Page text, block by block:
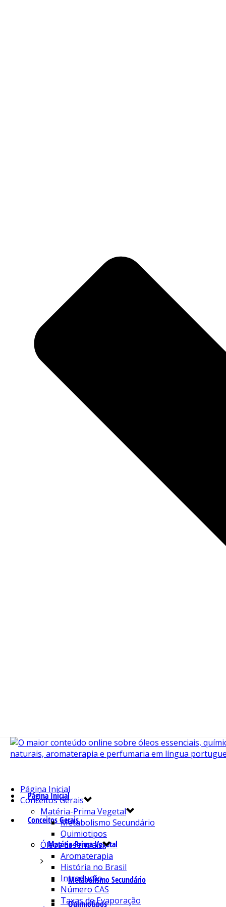
Página Inicial
Conceitos Gerais
Matéria-Prima Vegetal
Metabolismo Secundário
Quimiotipos
Página Inicial
Conceitos Gerais
Matéria-Prima Vegetal
Metabolismo Secundário
Quimiotipos
Óleos Essenciais
Aromaterapia
História no Brasil
Introdução
Número CAS
Taxas de Evaporação